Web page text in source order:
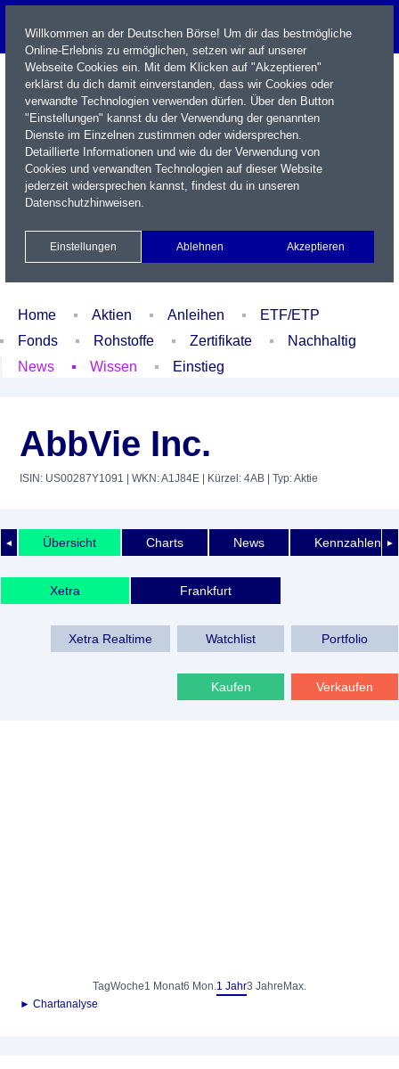
Name / WKN / ISIN / Kürzel
Xetra Realtime
Watchlist Portfolio Login
Home Aktien Anleihen
ETF/ETP
Fonds
Rohstoffe Zertifikate
Nachhaltig
News
Wissen Einstieg
AbbVie Inc.
ISIN: US00287Y1091 | WKN: A1J84E | Kürzel: 4AB | Typ: Aktie
◄ ►
Übersicht Charts News Kennzahlen
Xetra Frankfurt
Xetra Realtime Watchlist Portfolio
Kaufen Verkaufen
TagWoche1 Monat6 Mon.1 Jahr3 Jahre Max.
► Chartanalyse
Willkommen an der Deutschen Börse! Um dir das bestmögliche
Online-Erlebnis zu ermöglichen, setzen wir auf unserer
Webseite Cookies ein. Mit dem Klicken auf "Akzeptieren"
erklärst du dich damit einverstanden, dass wir Cookies oder
verwandte Technologien verwenden dürfen. Über den Button
"Einstellungen" kannst du der Verwendung der genannten
Dienste im Einzelnen zustimmen oder widersprechen.
Detaillierte Informationen und wie du der Verwendung von
Cookies und verwandten Technologien auf dieser Website
jederzeit widersprechen kannst, findest du in unseren
Datenschutzhinweisen.
Einstellungen Ablehnen Akzeptieren